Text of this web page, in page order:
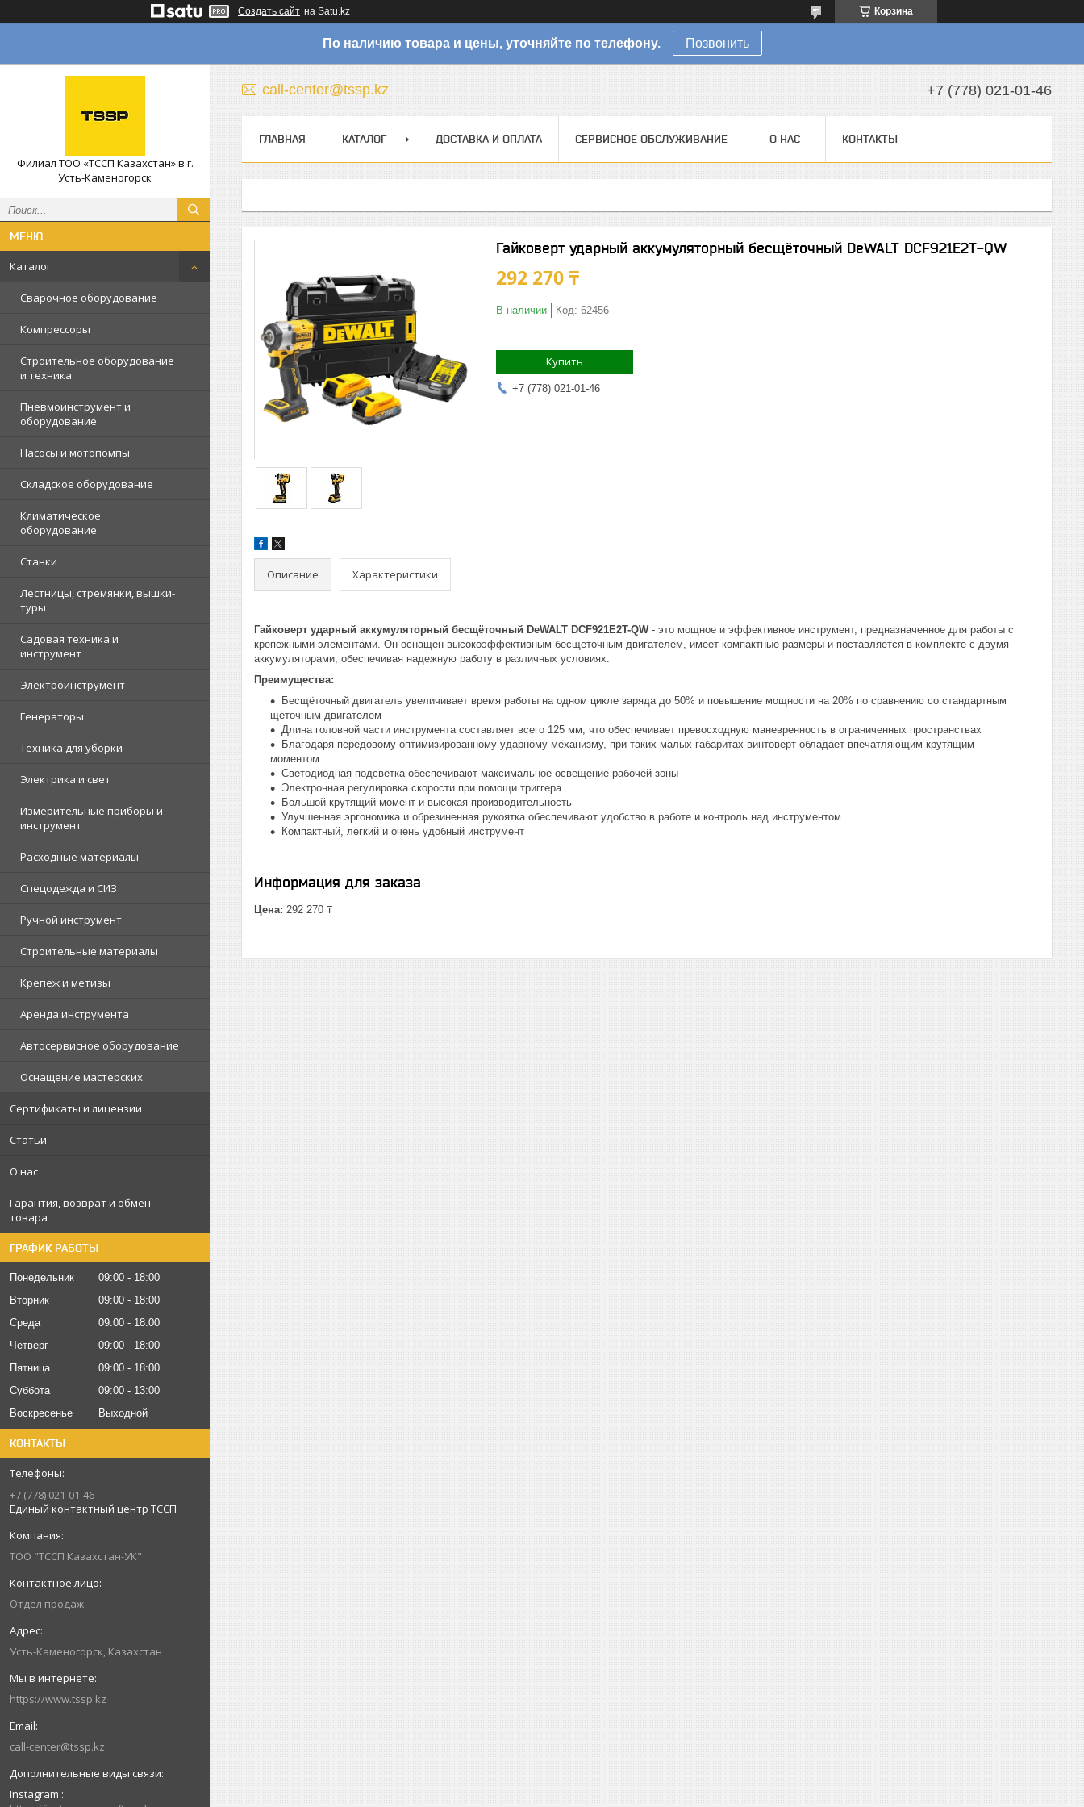
Создать сайт на Satu.kz Корзина
По наличию товара и цены, уточняйте по телефону. Позвонить
Филиал ТОО «ТССП Казахстан» в г.
Усть-Каменогорск
Каталог
Сварочное оборудование
Компрессоры
Строительное оборудование
и техника
Пневмоинструмент и
оборудование
Насосы и мотопомпы
Складское оборудование
Климатическое
оборудование
Станки
Лестницы, стремянки, вышки-
туры
Садовая техника и
инструмент
Электроинструмент
Генераторы
Техника для уборки
Электрика и свет
Измерительные приборы и
инструмент
Расходные материалы
Спецодежда и СИЗ
Ручной инструмент
Строительные материалы
Крепеж и метизы
Аренда инструмента
Автосервисное оборудование
Оснащение мастерских
Сертификаты и лицензии
Статьи
О нас
Гарантия, возврат и обмен
товара
ГРАФИК РАБОТЫ
Понедельник 09:00
18:00
Вторник
09:00
18:00
Среда
09:00
18:00
Четверг
09:00
18:00
Пятница
09:00
18:00
Суббота
09:00
13:00
Воскресенье
Выходной
КОНТАКТЫ
+7 (778) 021-01-46
Единый контактный центр ТССП
ТОО "ТССП Казахстан-УК"
Отдел продаж
Усть-Каменогорск, Казахстан
https://www.tssp.kz
call-center@tssp.kz
Instagram
call-center@tssp.kz +7 (778) 021-01-46
ГЛАВНАЯ КАТАЛОГ ДОСТАВКА И ОПЛАТА СЕРВИСНОЕ ОБСЛУЖИВАНИЕ О НАС КОНТАКТЫ
Гайковерт ударный аккумуляторный бесщёточный DeWALT DCF921E2T-QW
292 270 ₸
В наличии Код: 62456
Купить
+7 (778) 021-01-46
Описание Характеристики
Гайковерт ударный аккумуляторный бесщёточный DeWALT DCF921E2T-QW - это мощное и эффективное инструмент, предназначенное для работы с
крепежными элементами. Он оснащен высокоэффективным бесщеточным двигателем, имеет компактные размеры и поставляется в комплекте с двумя
аккумуляторами, обеспечивая надежную работу в различных условиях.
Преимущества:
Бесщёточный двигатель увеличивает время работы на одном цикле заряда до 50% и повышение мощности на 20% по сравнению со стандартным
щёточным двигателем
Длина головной части инструмента составляет всего 125 мм, что обеспечивает превосходную маневренность в ограниченных пространствах
Благодаря передовому оптимизированному ударному механизму, при таких малых габаритах винтоверт обладает впечатляющим крутящим
моментом
Светодиодная подсветка обеспечивают максимальное освещение рабочей зоны
Электронная регулировка скорости при помощи триггера
Большой крутящий момент и высокая производительность
Улучшенная эргономика и обрезиненная рукоятка обеспечивают удобство в работе и контроль над инструментом
Компактный, легкий и очень удобный инструмент
Информация для заказа
Цена: 292 270 ₸